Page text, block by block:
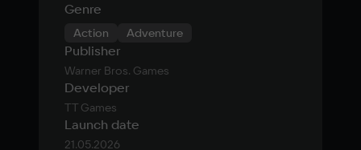
Genre
Action Adventure
Publisher
Warner Bros. Games
Developer
TT Games
Launch date
21.05.2026